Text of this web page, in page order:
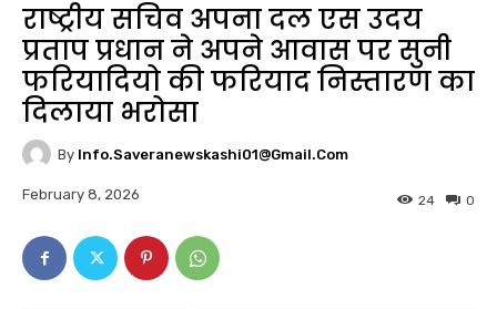
राष्ट्रीय सचिव अपना दल एस उदय
प्रताप प्रधान ने अपने आवास पर सुनी
फरियादियो की फरियाद निस्तारण का
दिलाया भरोसा
By Info.saveranewskashi01@gmail.com
February 8, 2026 0
24